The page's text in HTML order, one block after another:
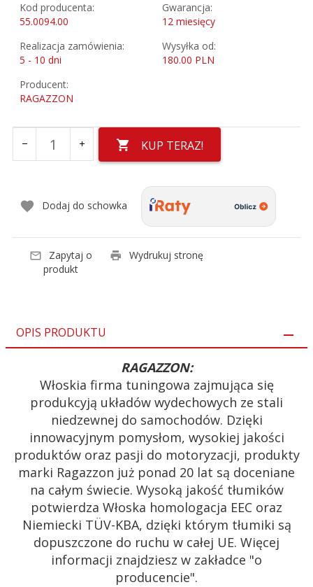
Kod producenta:
55.0094.00
Gwarancja:
12 miesięcy
Realizacja zamówienia:
5 - 10 dni
Wysyłka od:
180.00 PLN
Producent:
RAGAZZON
KUP TERAZ!
Dodaj do schowka
Zapytaj o
produkt
Wydrukuj stronę
OPIS PRODUKTU
RAGAZZON:
Włoskia firma tuningowa zajmująca się
produkcyją układów wydechowych ze stali
niedzewnej do samochodów. Dzięki
innowacyjnym pomysłom, wysokiej jakości
produktów oraz pasji do motoryzacji, produkty
marki Ragazzon już ponad 20 lat są doceniane
na całym świecie. Wysoką jakość tłumików
potwierdza Włoska homologacja EEC oraz
Niemiecki TÜV-KBA, dzięki którym tłumiki są
dopuszczone do ruchu w całej UE. Więcej
informacji znajdziesz w zakładce "o
producencie".